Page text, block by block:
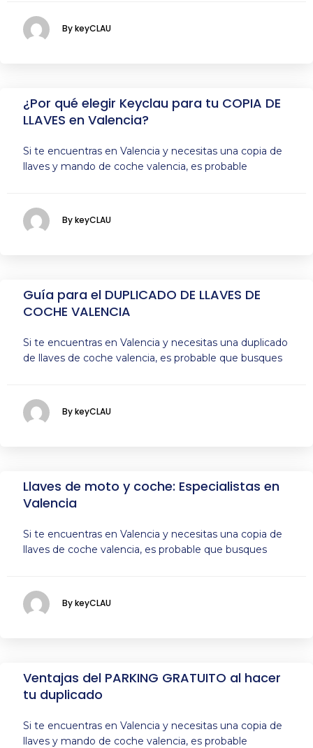
By keyCLAU
¿Por qué elegir Keyclau para tu COPIA DE
LLAVES en Valencia?
Si te encuentras en Valencia y necesitas una copia de
llaves y mando de coche valencia, es probable
By keyCLAU
Guía para el DUPLICADO DE LLAVES DE
COCHE VALENCIA
Si te encuentras en Valencia y necesitas una duplicado
de llaves de coche valencia, es probable que busques
By keyCLAU
Llaves de moto y coche: Especialistas en
Valencia
Si te encuentras en Valencia y necesitas una copia de
llaves de coche valencia, es probable que busques
By keyCLAU
Ventajas del PARKING GRATUITO al hacer
tu duplicado
Si te encuentras en Valencia y necesitas una copia de
llaves y mando de coche valencia, es probable